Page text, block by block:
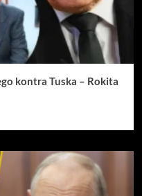
kontra Tuska – Rokita